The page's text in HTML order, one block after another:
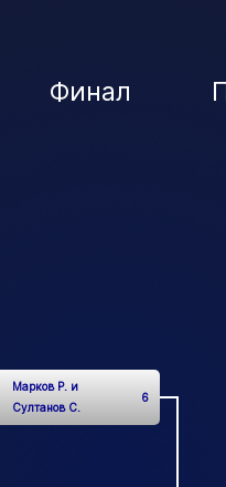
Финал
Марков Р. и
Султанов С.
6